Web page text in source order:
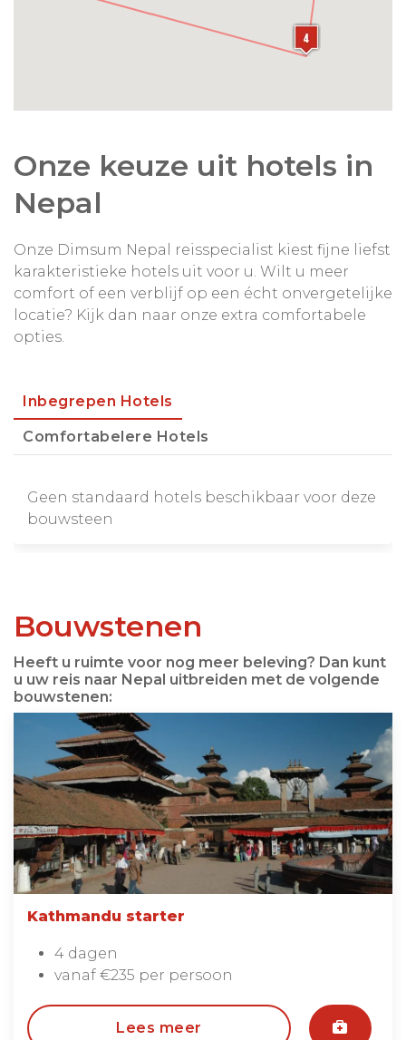
Onze keuze uit hotels in
Nepal
Onze Dimsum Nepal reisspecialist kiest fijne liefst
karakteristieke hotels uit voor u. Wilt u meer
comfort of een verblijf op een écht onvergetelijke
locatie? Kijk dan naar onze extra comfortabele
opties.
Inbegrepen Hotels
Comfortabelere Hotels
Geen standaard hotels beschikbaar voor deze
bouwsteen
Bouwstenen
Heeft u ruimte voor nog meer beleving? Dan kunt
u uw reis naar Nepal uitbreiden met de volgende
bouwstenen:
Kathmandu starter
4 dagen
vanaf €235 per persoon
Lees meer